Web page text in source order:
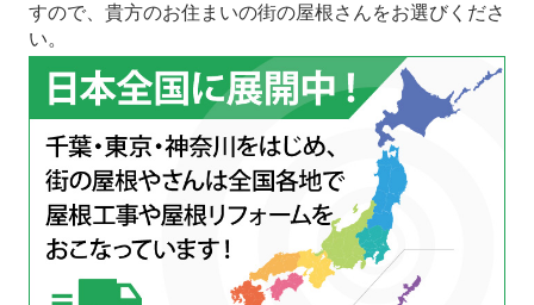
すので、貴方のお住まいの街の屋根さんをお選びくださ
い。